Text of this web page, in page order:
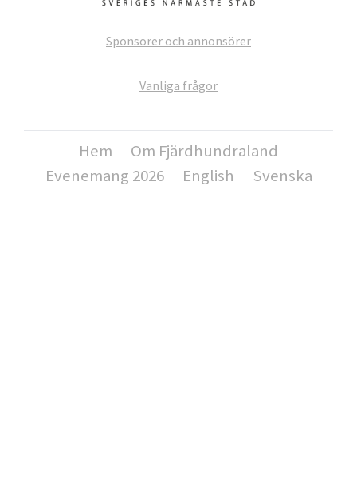
Sponsorer och annonsörer
Vanliga frågor
Hem
Om Fjärdhundraland
Evenemang 2026
English Svenska